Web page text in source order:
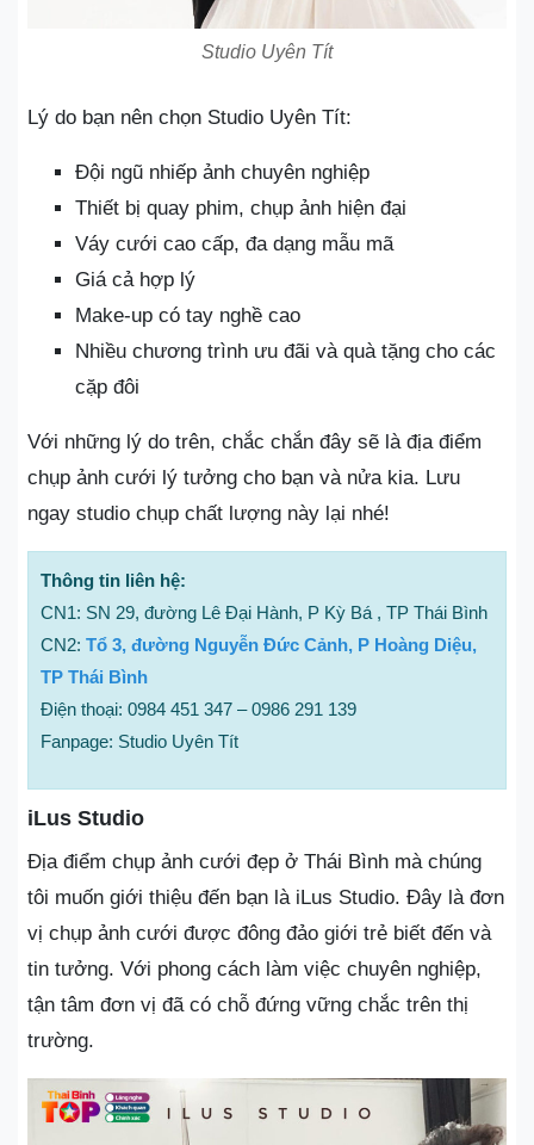
Studio Uyên Tít
Lý do bạn nên chọn Studio Uyên Tít:
Đội ngũ nhiếp ảnh chuyên nghiệp
Thiết bị quay phim, chụp ảnh hiện đại
Váy cưới cao cấp, đa dạng mẫu mã
Giá cả hợp lý
Make-up có tay nghề cao
Nhiều chương trình ưu đãi và quà tặng cho các
cặp đôi
Với những lý do trên, chắc chắn đây sẽ là địa điểm
chụp ảnh cưới lý tưởng cho bạn và nửa kia. Lưu
ngay studio chụp chất lượng này lại nhé!
Thông tin liên hệ:
CN1: SN 29, đường Lê Đại Hành, P Kỳ Bá , TP Thái Bình
CN2: Tổ 3, đường Nguyễn Đức Cảnh, P Hoàng Diệu,
TP Thái Bình
Điện thoại: 0984 451 347 – 0986 291 139
Fanpage: Studio Uyên Tít
iLus Studio
Địa điểm chụp ảnh cưới đẹp ở Thái Bình mà chúng
tôi muốn giới thiệu đến bạn là iLus Studio. Đây là đơn
vị chụp ảnh cưới được đông đảo giới trẻ biết đến và
tin tưởng. Với phong cách làm việc chuyên nghiệp,
tận tâm đơn vị đã có chỗ đứng vững chắc trên thị
trường.